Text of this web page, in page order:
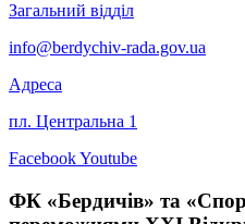
Загальний відділ
info@berdychiv-rada.gov.ua
Адреса
пл. Центральна 1
FacebookYoutube
ФК «Бердичів» та